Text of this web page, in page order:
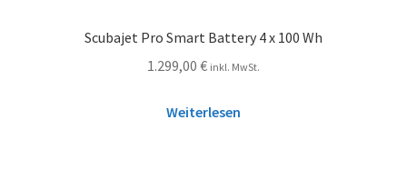
Scubajet Pro Smart Battery 4 x 100 Wh
1.299,00 € inkl. MwSt.
Weiterlesen